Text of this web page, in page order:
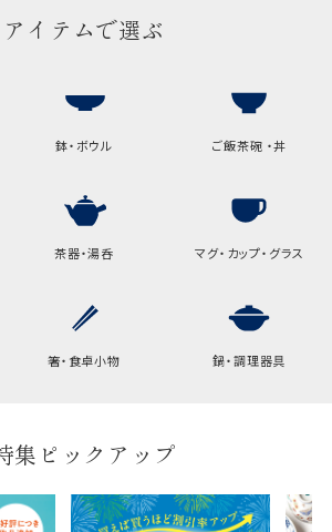
アイテムで選ぶ
鉢・ボウル ご飯茶碗 ・丼
茶器・湯呑 マグ・カップ・グラス
箸・食卓小物 鍋・調理器具
集ピックアップ